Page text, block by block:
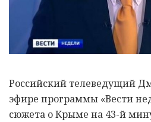
Российский телеведущий
эфире программы «Вести
сюжета о Крыме на 43-й